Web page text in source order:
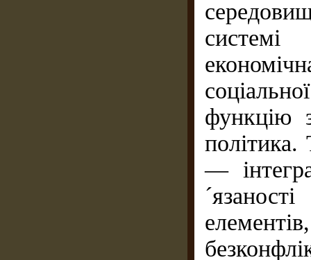
функцію
політика.
—